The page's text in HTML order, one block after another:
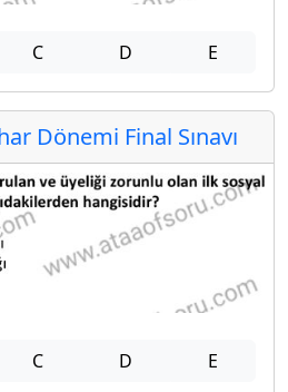
C D E
Dönemi Final Sınavı
C D E